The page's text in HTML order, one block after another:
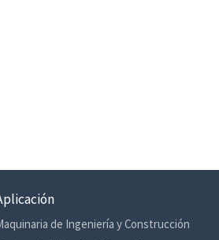
de Ingeniería y Construcción